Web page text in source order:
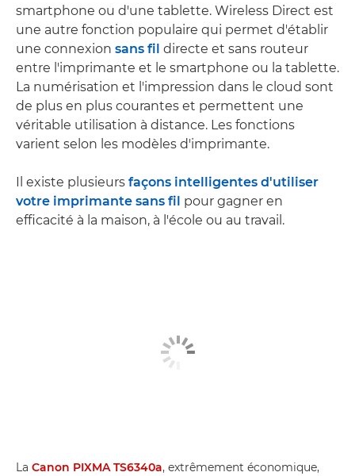
smartphone ou d'une tablette. Wireless Direct est
une autre fonction populaire qui permet d'établir
une connexion sans fil directe et sans routeur
entre l'imprimante et le smartphone ou la tablette.
La numérisation et l'impression dans le cloud sont
de plus en plus courantes et permettent une
véritable utilisation à distance. Les fonctions
varient selon les modèles d'imprimante.
Il existe plusieurs façons intelligentes d'utiliser
votre imprimante sans fil pour gagner en
efficacité à la maison, à l'école ou au travail.
La Canon PIXMA TS6340a, extrêmement économique,